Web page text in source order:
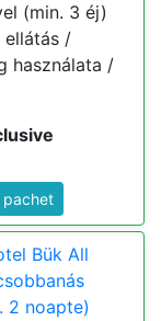
(min. 3 éj)
/
használata /
pachet
Bük All
2 noapte)